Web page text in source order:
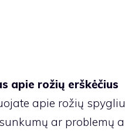
apie rožių erškėčius
apie rožių
ar problemų